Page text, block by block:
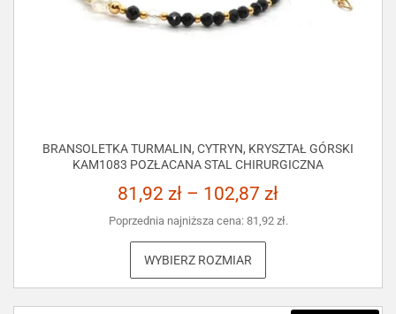
BRANSOLETKA TURMALIN, CYTRYN, KRYSZTAŁ GÓRSKI
KAM1083 POZŁACANA STAL CHIRURGICZNA
81,92 zł – 102,87 zł
Poprzednia najniższa cena: 81,92 zł.
WYBIERZ ROZMIAR